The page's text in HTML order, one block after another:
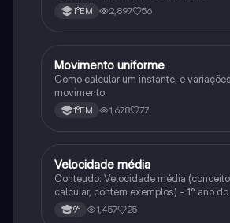
1°EM 2,897 56
Física
Movimento uniforme
Como calcular um instante, e
movimento.
1°EM 1,678 77
Física
Velocidade média
Conteudo: Velocidade média
calcular, contém exemplos) - 1° ano
9° 1,457 25